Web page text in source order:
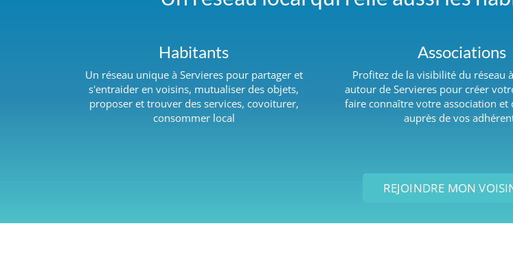
Habitants
Un réseau unique à Servieres pour partager et
s'entraider en voisins, mutualiser des objets,
proposer et trouver des services, covoiturer,
consommer local
Associations
Profitez de la visibilité du réseau
autour de Servieres pour créer
faire connaître votre association
auprès de vos
REJOINDRE MON